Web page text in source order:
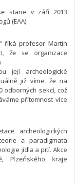
stane v září 2013
(EAA).
říká profesor Martin
že se organizace
její archeologické
již víme, že na
odborných sekcí, což
přítomnost více
archeologických
a paradigmata
jídla a pití. Akce
Plzeňského kraje